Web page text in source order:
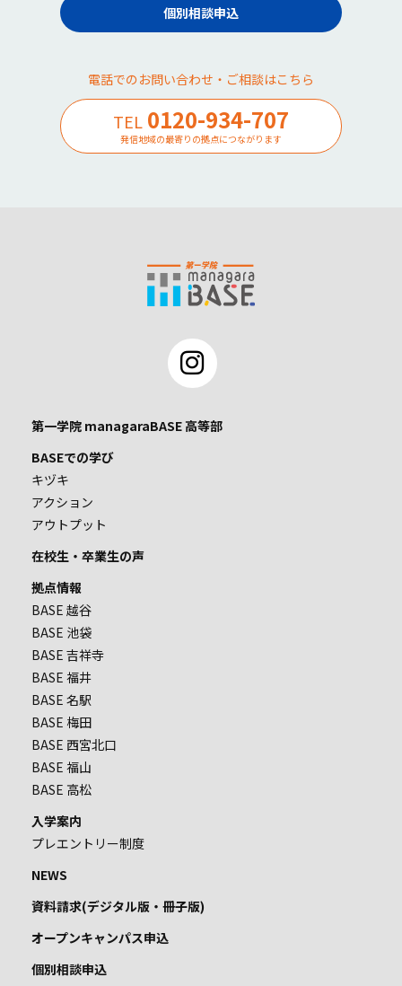
個別相談申込
電話でのお問い合わせ・ご相談はこちら
TEL 0120-934-707
発信地域の最寄りの拠点につながります
第一学院 managaraBASE 高等部
BASEでの学び
キヅキ
アクション
アウトプット
在校生・卒業生の声
拠点情報
BASE 越谷
BASE 池袋
BASE 吉祥寺
BASE 福井
BASE 名駅
BASE 梅田
BASE 西宮北口
BASE 福山
BASE 高松
入学案内
プレエントリー制度
NEWS
資料請求(デジタル版・冊子版)
オープンキャンパス申込
個別相談申込